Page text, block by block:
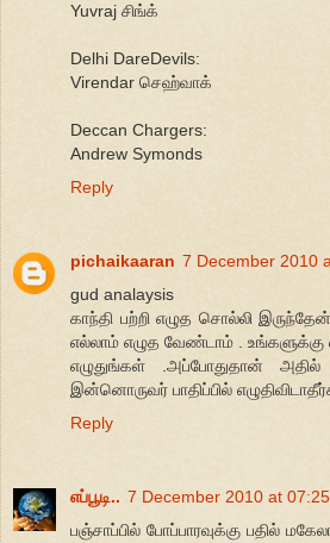
Yuvraj சிங்க்
Delhi DareDevils:
Virendar செஹ்வாக்
Deccan Chargers:
Andrew Symonds
Reply
pichaikaaran 7 December 2010
gud analaysis
காந்தி பற்றி எழுத சொல்லி
எல்லாம் எழுத வேண்டாம் .
எழுதுங்கள் .அப்போதுதான்
இன்னொருவர் பாதிப்பில்
Reply
எப்பூடி.. 7 December 2010 at 07:25
பஞ்சாப்பில் போப்பாரவுக்கு பதில்